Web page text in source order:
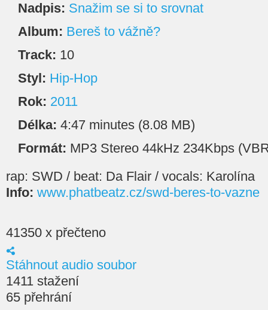
Nadpis: Snažim se si to srovnat
Album: Bereš to vážně?
Track: 10
Styl: Hip-Hop
Rok: 2011
Délka: 4:47 minutes (8.08 MB)
Formát: MP3 Stereo 44kHz 234Kbps
rap: SWD / beat: Da Flair / vocals: Karolína
Info: www.phatbeatz.cz/swd-beres-to-vazne
41350 x přečteno
Stáhnout audio soubor
1411 stažení
65 přehrání